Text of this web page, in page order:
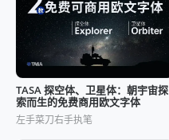
TASA 探空体、卫星体：朝宇宙探
索而生的免费商用欧文字体
左手菜刀右手执笔